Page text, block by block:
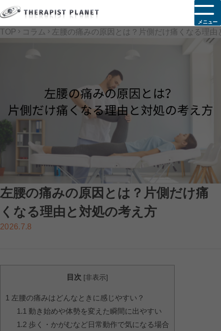
メニュー
TOP コラム 左腰の痛みの原因とは？片側だけ痛くなる理由
左腰の痛みの原因とは？片側だけ痛
くなる理由と対処の考え方
2026.7.8
目次 [非表示]
1 左腰の痛みはどんなときに感じやすい？
1.1 動き始めや体勢を変えた瞬間に出やすい
1.2歩く・かがむなど日常動作で気になる場合